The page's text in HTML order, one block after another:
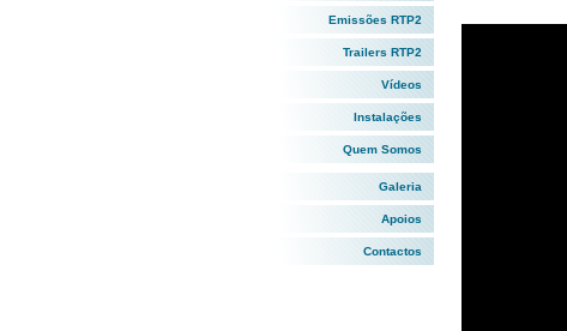
Emissões RTP2
Trailers RTP2
Vídeos
Instalações
Quem Somos
Galeria
Apoios
Contactos